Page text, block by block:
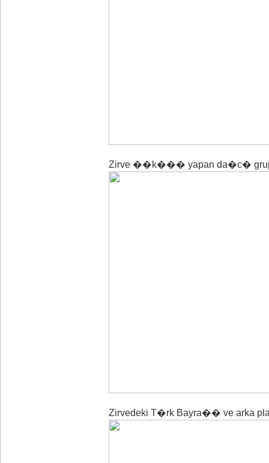
Zirve ��k��� yapan da�c�
Zirvedeki T�rk Bayra�� ve arka